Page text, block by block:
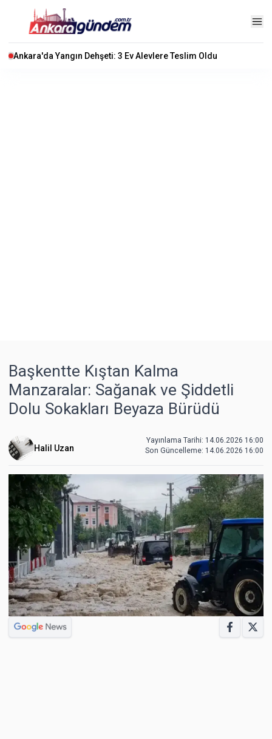
Ankara'da Yangın Dehşeti: 3 Ev Alevlere Teslim Oldu
Başkentte Kıştan Kalma
Manzaralar: Sağanak ve Şiddetli
Dolu Sokakları Beyaza Bürüdü
Halil Uzan
Yayınlama Tarihi: 14.06.2026 16:00
Son Güncelleme: 14.06.2026 16:00